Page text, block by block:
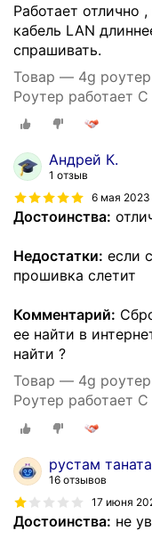
Работает отлично
кабель LAN
спрашивать.
Товар — 4g
Роутер работает
россии, крыма,
требует настроек!
Андрей К.
1 отзыв
6 мая 2023
Достоинства:
Недостатки: если
прошивка слетит
Комментарий:
ее найти в
найти ?
Товар — 4g
Роутер работает
россии, крыма,
требует настроек!
рустам
16 отзывов
17 июня
Достоинства: не